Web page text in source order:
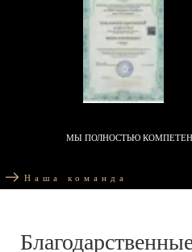
МЫ ПОЛНОСТЬЮ
Наша команда